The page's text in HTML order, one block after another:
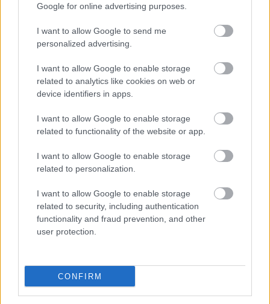
Google for online advertising purposes.
I want to allow Google to send me
personalized advertising.
I want to allow Google to enable storage
related to analytics like cookies on web or
device identifiers in apps.
I want to allow Google to enable storage
related to functionality of the website or app.
I want to allow Google to enable storage
related to personalization.
I want to allow Google to enable storage
related to security, including authentication
functionality and fraud prevention, and other
user protection.
CONFIRM
Δημοφιλείς Ειδήσεις
Αλλάζουν τα χαρτονομίσματα ευρώ –
Οριστικά εκτός το 500ευρο
προκηρύξεις «μαμούθ» (με μόρια)
ΔΥΠΑ: 1.000 προσλήψεις με μισθό έως
1.250€ - Πού θα κάνετε αίτηση
Αττική: 11 προσλήψεις στον Δήμο
Αγίου Δημητρίου